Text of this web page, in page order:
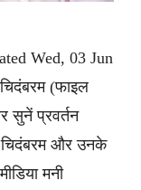
Wed, 03 Jun
(फाइल
सुनें प्रवर्तन
चिदंबरम और उनके
मनी